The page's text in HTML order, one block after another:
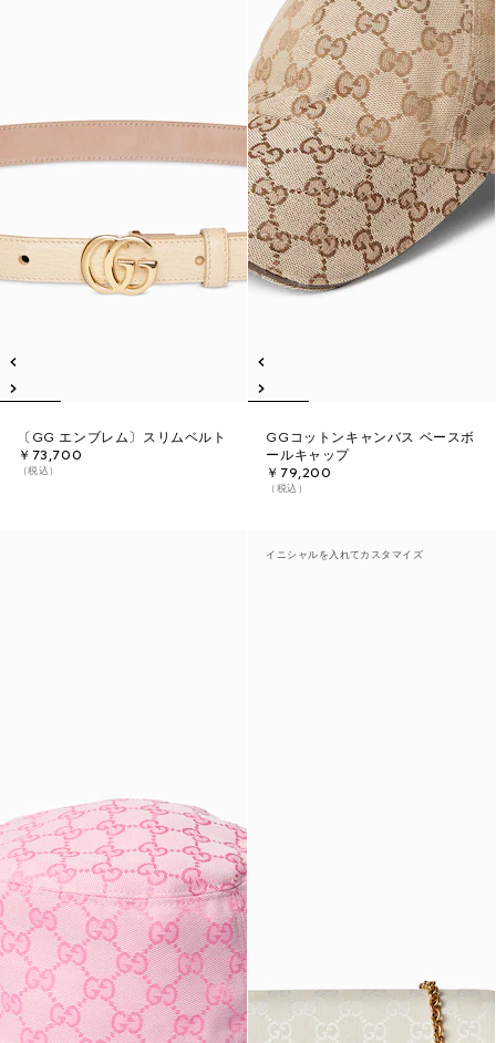
〔GG エンブレム〕スリムベルト
￥73,700
（税込）
GGコットンキャンバス ベースボ
ールキャップ
￥79,200
（税込）
イニシャルを入れてカスタマイズ